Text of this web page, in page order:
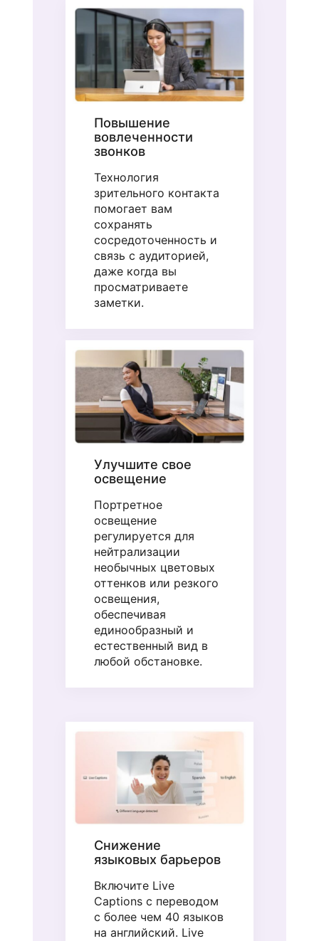
Повышение
вовлеченности
звонков
Технология
зрительного контакта
помогает вам
сохранять
сосредоточенность и
связь с аудиторией,
даже когда вы
просматриваете
заметки.
Улучшите свое
освещение
Портретное
освещение
регулируется для
нейтрализации
необычных цветовых
оттенков или резкого
освещения,
обеспечивая
единообразный и
естественный вид в
любой обстановке.
Снижение
языковых барьеров
Включите Live
Captions с переводом
с более чем 40 языков
на английский. Live